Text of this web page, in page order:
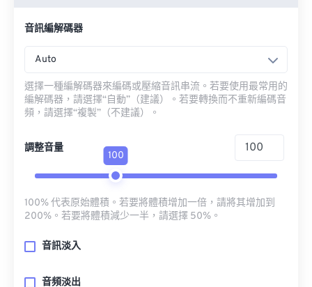
音訊編解碼器
Auto
選擇一種編解碼器來編碼或壓縮音訊串流。若要使用最常用的
編解碼器，請選擇“自動”（建議）。若要轉換而不重新編碼音
頻，請選擇“複製”（不建議）。
調整音量
100
100% 代表原始體積。若要將體積增加一倍，請將其增加到
200%。若要將體積減少一半，請選擇 50%。
音訊淡入
音頻淡出